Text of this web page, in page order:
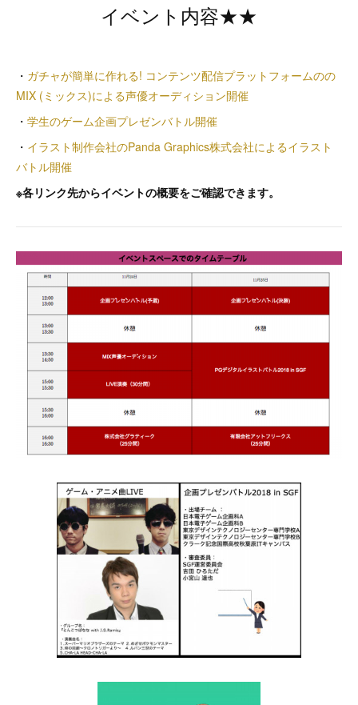
イベント内容★★
・ ガチャが簡単に作れる! コンテンツ配信プラットフォームのの
MIX (ミックス)による声優オーディション開催
・ 学生のゲーム企画プレゼンバトル開催
・ イラスト制作会社のPanda Graphics株式会社によるイラスト
バトル開催
※各リンク先からイベントの概要をご確認できます。